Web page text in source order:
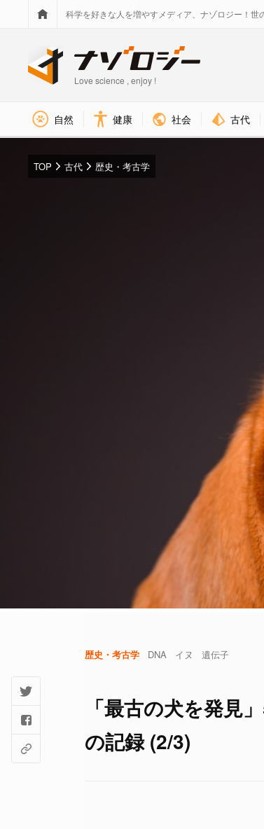
科学を好きな人を増やすメディア、ナゾロジー！世
Love science , enjoy !
自然 健康 社会 古代
TOP 古代 歴史・考古学
歴史・考古学 DNA イヌ 遺伝子
「最古の犬を発見
の記録 (2/3)